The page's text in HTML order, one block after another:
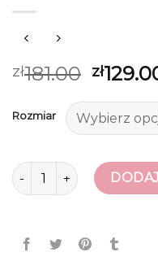
zł181.00 zł
Rozmiar
ilość buty dziecięce